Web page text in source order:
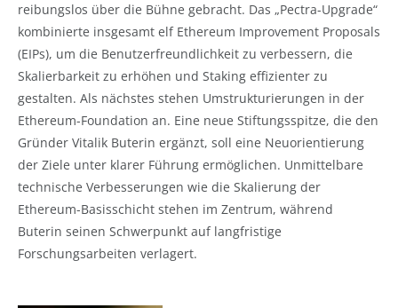
reibungslos über die Bühne gebracht. Das „Pectra-Upgrade“
kombinierte insgesamt elf Ethereum Improvement Proposals
(EIPs), um die Benutzerfreundlichkeit zu verbessern, die
Skalierbarkeit zu erhöhen und Staking effizienter zu
gestalten. Als nächstes stehen Umstrukturierungen in der
Ethereum-Foundation an. Eine neue Stiftungsspitze, die den
Gründer Vitalik Buterin ergänzt, soll eine Neuorientierung
der Ziele unter klarer Führung ermöglichen. Unmittelbare
technische Verbesserungen wie die Skalierung der
Ethereum-Basisschicht stehen im Zentrum, während
Buterin seinen Schwerpunkt auf langfristige
Forschungsarbeiten verlagert.